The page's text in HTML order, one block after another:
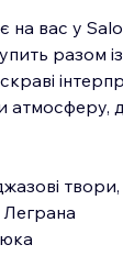
на вас у